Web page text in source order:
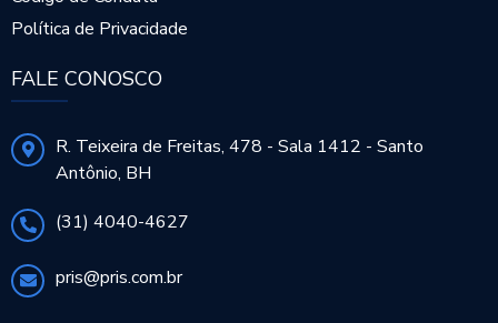
Política de Privacidade
FALE CONOSCO
R. Teixeira de Freitas, 478 - Sala 1412 - Santo
Antônio, BH
(31) 4040-4627
pris@pris.com.br